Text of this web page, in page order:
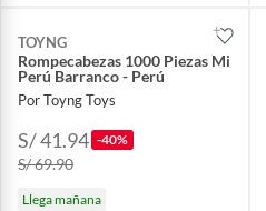
TOYNG
Rompecabezas 1000 Piezas Mi
Perú Barranco - Perú
Por Toyng Toys
S/ 41.94 -40%
S/ 69.90
Llega mañana